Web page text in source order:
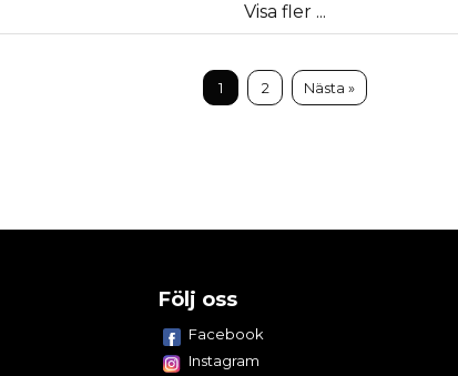
Visa fler ...
1 2 Nästa »
Följ oss
Facebook
Instagram